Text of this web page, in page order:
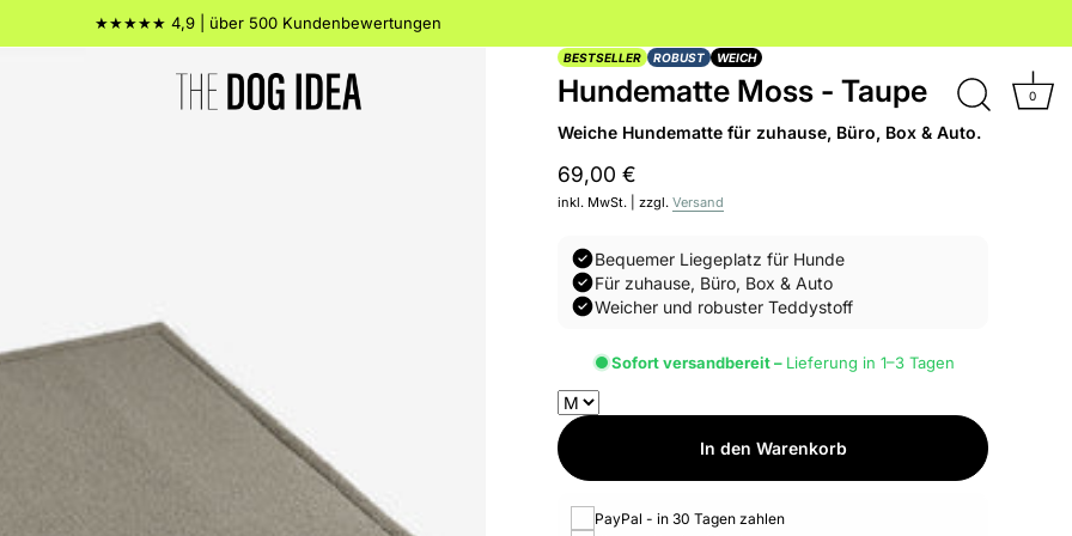
★★★★★ 4,9 | über 500 Kundenbewertungen
0
BESTSELLER ROBUST WEICH
Hundematte Moss - Taupe
Weiche Hundematte für zuhause, Büro, Box & Auto.
69,00 €
inkl. MwSt. | zzgl. Versand
Bequemer Liegeplatz für Hunde
Für zuhause, Büro, Box & Auto
Weicher und robuster Teddystoff
Sofort versandbereit – Lieferung in 1–3 Tagen
In den Warenkorb
PayPal - in 30 Tagen zahlen